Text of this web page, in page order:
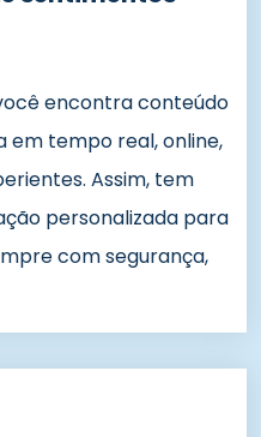
encontra conteúdo
em tempo real, online,
Assim, tem
personalizada para
com segurança,